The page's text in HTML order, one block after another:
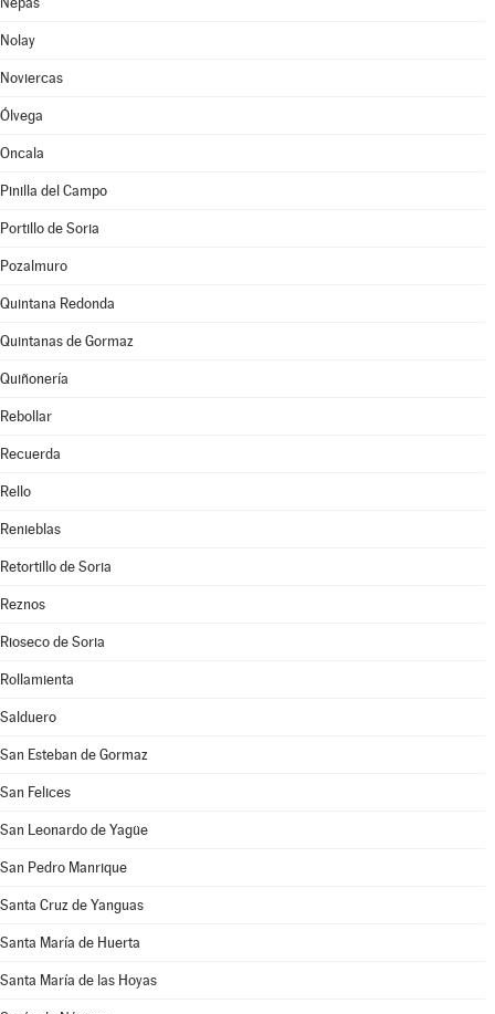
Nolay
Noviercas
Ólvega
Oncala
Pinilla del Campo
Portillo de Soria
Pozalmuro
Quintana Redonda
Quintanas de Gormaz
Quiñonería
Rebollar
Recuerda
Rello
Renieblas
Retortillo de Soria
Reznos
Rioseco de Soria
Rollamienta
Salduero
San Esteban de Gormaz
San Felices
San Leonardo de Yagüe
San Pedro Manrique
Santa Cruz de Yanguas
Santa María de Huerta
Santa María de las Hoyas